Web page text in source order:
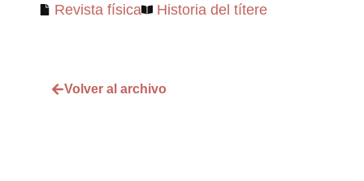
Revista física Historia del títere
Volver al archivo